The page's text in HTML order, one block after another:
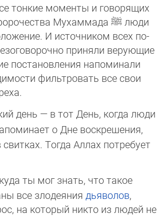
тонкие моменты и говорящих
Мухаммада ﷺлюди
И источ­ни­ком всех по­
приняли ве­рую­щие
постановления напомина­ли
фильтро­вать все свои
день — в тот День, когда лю­ди
о Дне вос­кре­ше­ния,
Тогда Аллах по­тре­бу­ет
ты мог знать, что такое
все злодеяния дьяволов,
на ко­то­рый никто из лю­дей не